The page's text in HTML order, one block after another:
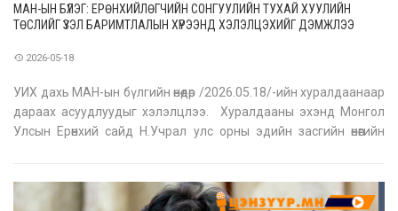
МАН-ЫН БҮЛЭГ: ЕРӨНХИЙЛӨГЧИЙН СОНГУУЛИЙН ТУХАЙ ХУУЛИЙН
ТӨСЛИЙГ ҮЗЭЛ БАРИМТЛАЛЫН ХҮРЭЭНД ХЭЛЭЛЦЭХИЙГ ДЭМЖЛЭЭ
2026-05-18
УИХ дахь МАН-ын бүлгийн өнөөдөр /2026.05.18/-ийн хуралдаанаар
дараах асуудлуудыг хэлэлцлээ. Хуралдааны эхэнд Монгол
Улсын Ерөнхий сайд Н.Учрал улс орны эдийн засгийн өнөөгийн